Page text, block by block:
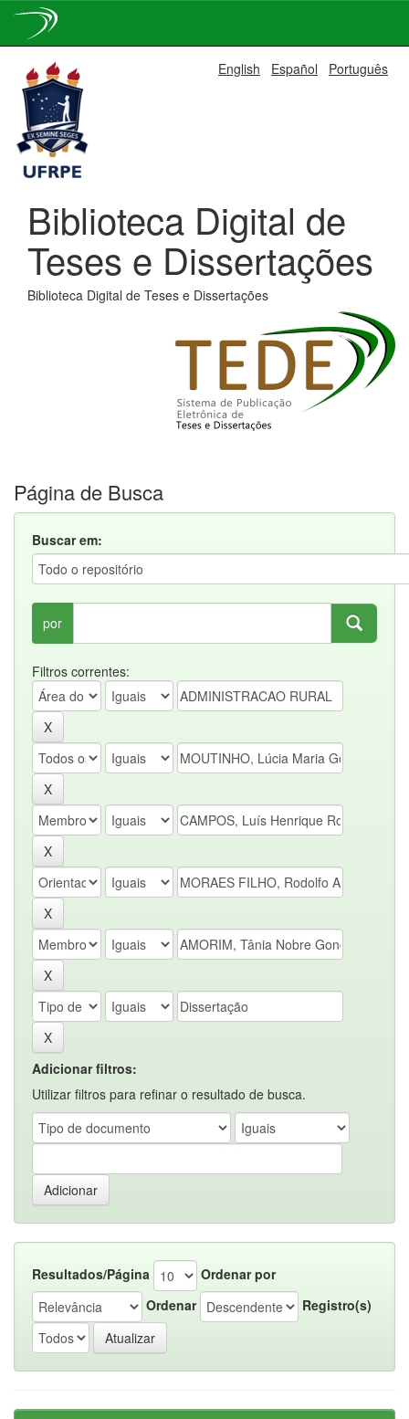
navigation
English Español Português
Biblioteca Digital de
Teses e Dissertações
Biblioteca Digital de Teses e Dissertações
Página de Busca
Buscar em:
por
Filtros correntes:
Adicionar filtros:
Utilizar filtros para refinar o resultado de busca.
Resultados/Página
Ordenar por
Ordenar
Registro(s)